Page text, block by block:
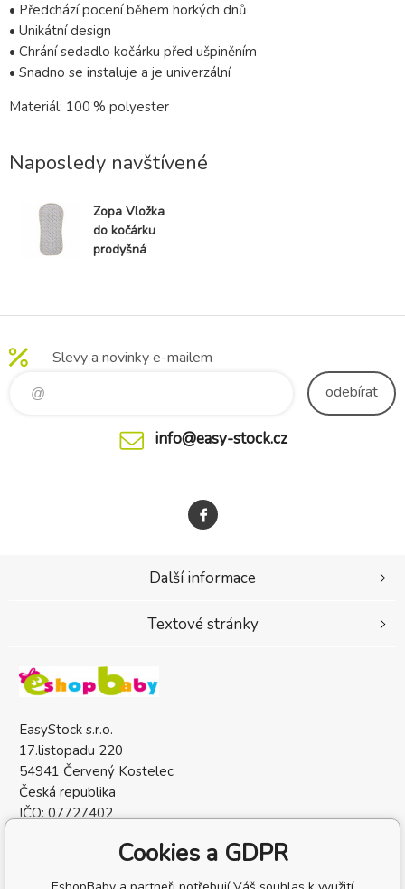
• Předchází pocení během horkých dnů
• Unikátní design
• Chrání sedadlo kočárku před ušpiněním
• Snadno se instaluje a je univerzální
Materiál: 100 % polyester
Naposledy navštívené
Zopa Vložka
do kočárku
prodyšná
Slevy a novinky e-mailem
odebírat
info@easy-stock.cz
EasyStock s.r.o.
17.listopadu 220
54941 Červený Kostelec
Česká republika
IČO: 07727402
Další informace
Textové stránky
Cookies a GDPR